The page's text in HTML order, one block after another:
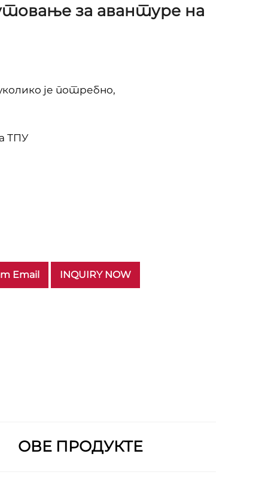
за авантуре на
је потребно,
ТПУ
Email INQUIRY NOW
ОВЕ ПРОДУКТЕ